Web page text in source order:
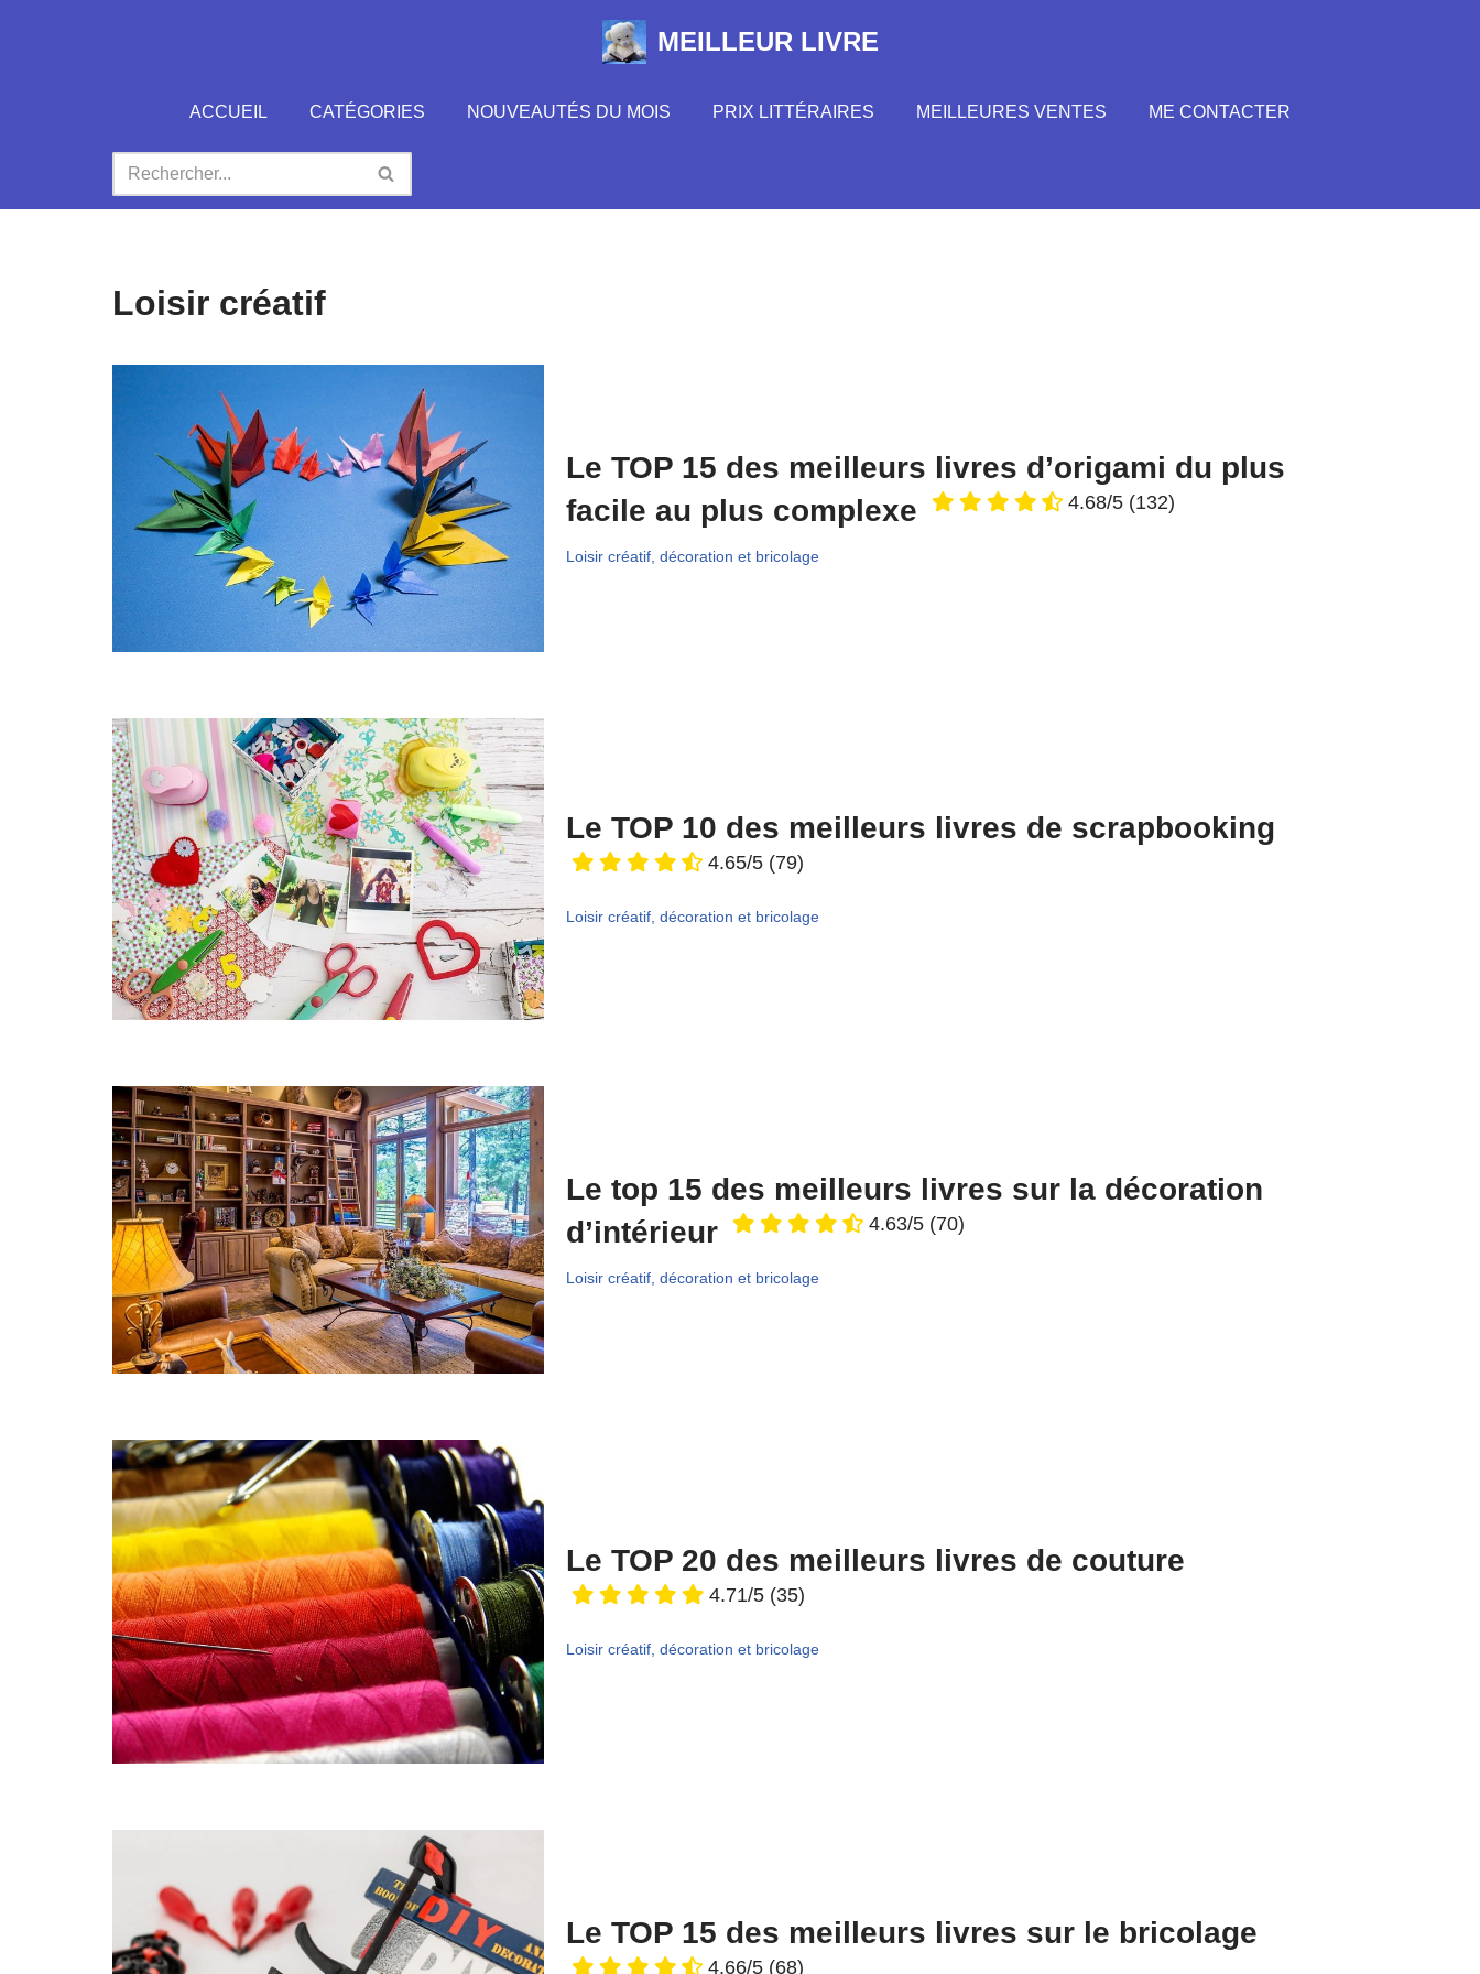
MEILLEUR LIVRE
ACCUEIL CATÉGORIES NOUVEAUTÉS DU MOIS PRIX LITTÉRAIRES MEILLEURES VENTES ME CONTACTER
Loisir créatif
Le TOP 15 des meilleurs livres d’origami du plus
facile au plus complexe
4.68/5 (132)
Loisir créatif, décoration et bricolage
Le TOP 10 des meilleurs livres de scrapbooking
4.65/5 (79)
Loisir créatif, décoration et bricolage
Le top 15 des meilleurs livres sur la décoration
d’intérieur
4.63/5 (70)
Loisir créatif, décoration et bricolage
Le TOP 20 des meilleurs livres de couture
4.71/5 (35)
Loisir créatif, décoration et bricolage
Le TOP 15 des meilleurs livres sur le bricolage
4.66/5 (68)